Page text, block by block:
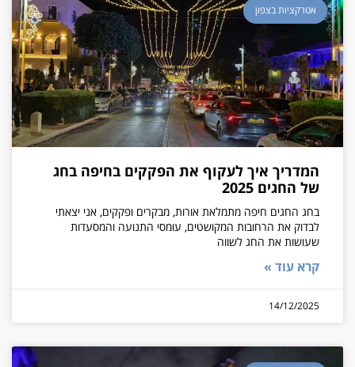
אטרקציות בצפון
המדריך איך לעקוף את הפקקים בחיפה בחג
של החגים 2025
בחג החגים חיפה מתמלאת אורות, מבקרים ופקקים, אני יצאתי
לבדוק את הרחובות המקושטים, עומסי התנועה והמסעדות
שעושות את החג לשווה
קרא עוד »
14/12/2025